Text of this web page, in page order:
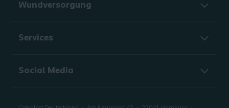
Wundversorgung
Services
Social Media